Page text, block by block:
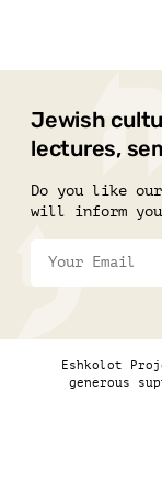
Jewish
lectures,
Do you like
will inform you
Eshkolot
generous